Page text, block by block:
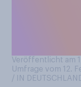
Veröffentlicht am
Umfrage vom 12.
/ IN